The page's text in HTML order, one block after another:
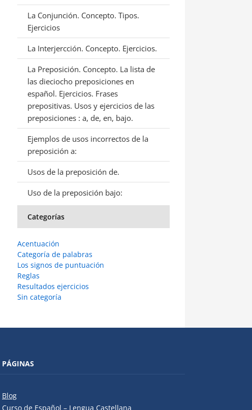
La Conjunción. Concepto. Tipos.
Ejercicios
La Interjercción. Concepto. Ejercicios.
La Preposición. Concepto. La lista de
las dieciocho preposiciones en
español. Ejercicios. Frases
prepositivas. Usos y ejercicios de las
preposiciones : a, de, en, bajo.
Ejemplos de usos incorrectos de la
preposición a:
Usos de la preposición de.
Uso de la preposición bajo:
Categorías
Acentuación
Categoría de palabras
Los signos de puntuación
Reglas
Resultados ejercicios
Sin categoría
PÁGINAS
Blog
Curso de Español – Lengua Castellana